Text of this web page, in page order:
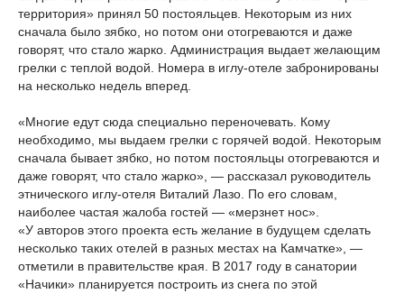
территория» принял 50 постояльцев. Некоторым из них
сначала было зябко, но потом они отогреваются и даже
говорят, что стало жарко. Администрация выдает желающим
грелки с теплой водой. Номера в иглу-отеле забронированы
на несколько недель вперед.
«Многие едут сюда специально переночевать. Кому
необходимо, мы выдаем грелки с горячей водой. Некоторым
сначала бывает зябко, но потом постояльцы отогреваются и
даже говорят, что стало жарко», — рассказал руководитель
этнического иглу-отеля Виталий Лазо. По его словам,
наиболее частая жалоба гостей — «мерзнет нос».
«У авторов этого проекта есть желание в будущем сделать
несколько таких отелей в разных местах на Камчатке», —
отметили в правительстве края. В 2017 году в санатории
«Начики» планируется построить из снега по этой